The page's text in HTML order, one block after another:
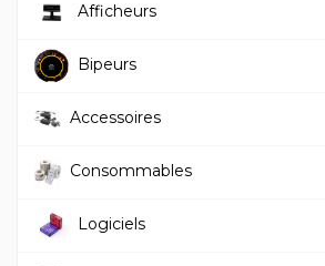
Afficheurs
Bipeurs
Accessoires
Consommables
Logiciels